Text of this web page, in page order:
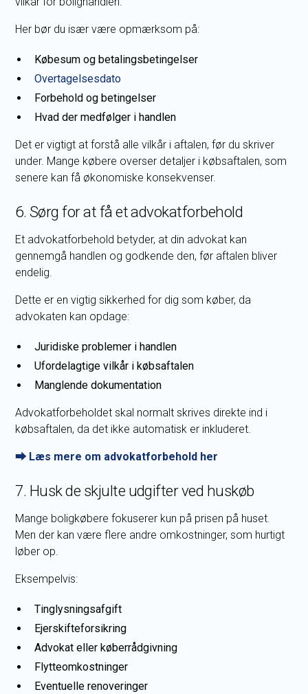
Her bør du især være opmærksom på:
Købesum og betalingsbetingelser
Overtagelsesdato
Forbehold og betingelser
Hvad der medfølger i handlen
Det er vigtigt at forstå alle vilkår i aftalen, før du skriver
under. Mange købere overser detaljer i købsaftalen, som
senere kan få økonomiske konsekvenser.
6. Sørg for at få et advokatforbehold
Et advokatforbehold betyder, at din advokat kan
gennemgå handlen og godkende den, før aftalen bliver
endelig.
Dette er en vigtig sikkerhed for dig som køber, da
advokaten kan opdage:
Juridiske problemer i handlen
Ufordelagtige vilkår i købsaftalen
Manglende dokumentation
Advokatforbeholdet skal normalt skrives direkte ind i
købsaftalen, da det ikke automatisk er inkluderet.
⮕ Læs mere om advokatforbehold her
7. Husk de skjulte udgifter ved huskøb
Mange boligkøbere fokuserer kun på prisen på huset.
Men der kan være flere andre omkostninger, som hurtigt
løber op.
Eksempelvis:
Tinglysningsafgift
Ejerskifteforsikring
Advokat eller køberrådgivning
Flytteomkostninger
Eventuelle renoveringer